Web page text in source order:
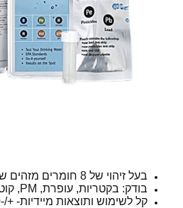
בעל זיהוי של 8 חומרים מזהים שונים במים
בודק: בקטריות, עופרת, PM, קוטל מזיקים, ניטריטים, כלור.
קל לשימוש ותוצאות מיידיות- +/-10 דקות